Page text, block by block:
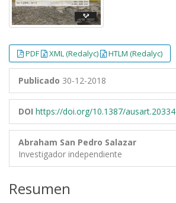
PDF XML (Redalyc) HTLM (Redalyc)
Publicado 30-12-2018
DOI https://doi.org/10.1387/ausart.20334
Abraham San Pedro Salazar
Investigador independiente
Resumen